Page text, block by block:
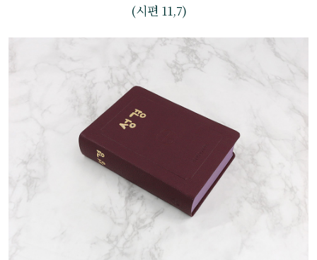
(시편 11,7)